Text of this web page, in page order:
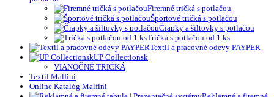
Firemné tričká s potlačou
Športové tričká s potlačou
Čiapky a šiltovky s potlačou
Tričká s potlačou od 1 ks
Textil a pracovné odevy PAYPER
UP Collectionsk
VIANOČNÉ TRIČKÁ
Textil Malfini
Online Katalóg Malfini